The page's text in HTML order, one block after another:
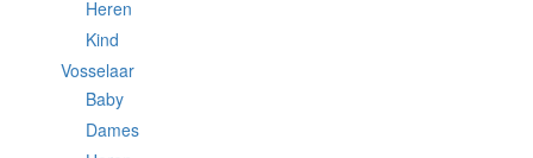
Heren
Kind
Vosselaar
Baby
Dames